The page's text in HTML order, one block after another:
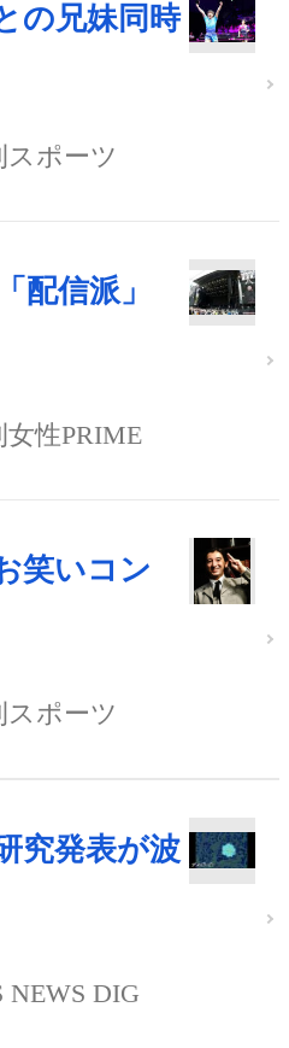
の兄妹同時
スポーツ
配信派」
女性PRIME
笑いコン
スポーツ
究発表が波
NEWS DIG